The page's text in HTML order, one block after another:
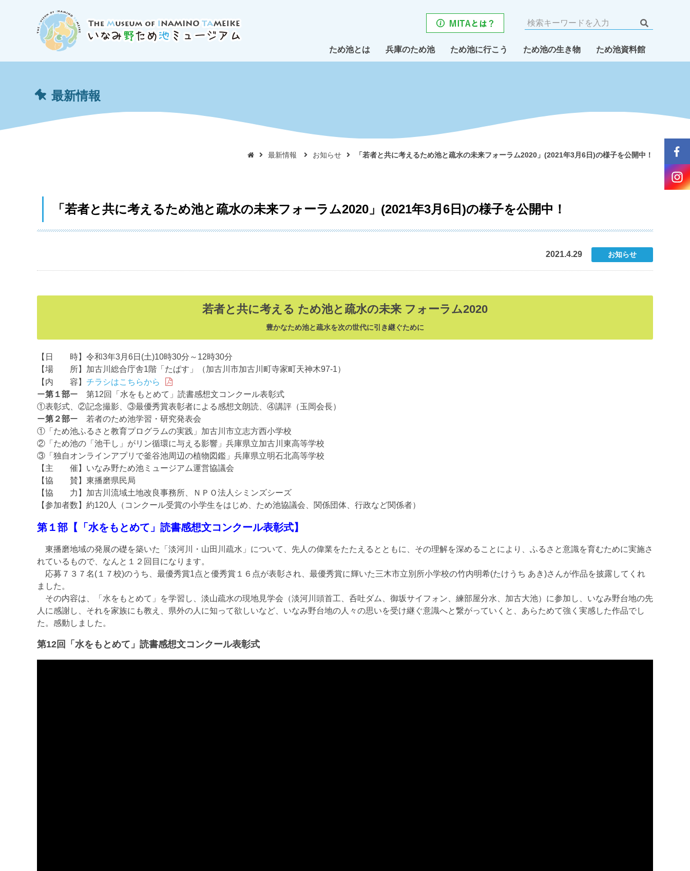
ため池とは 兵庫のため池 ため池に行こう ため池の生き物 ため池資料館
最新情報
 最新情報 お知らせ 「若者と共に考えるため池と疏水の未来フォーラム2020」(2021年3月6日)の様子を公開中！
「若者と共に考えるため池と疏水の未来フォーラム2020」(2021年3月6日)の様子を公開中！
2021.4.29 お知らせ
若者と共に考える ため池と疏水の未来 フォーラム2020
豊かなため池と疏水を次の世代に引き継ぐために
【日 時】令和3年3月6日(土)10時30分～12時30分
【場 所】加古川総合庁舎1階「たぱす」（加古川市加古川町寺家町天神木97-1）
【内 容】 チラシはこちらから
ー第１部ー 第12回「水をもとめて」読書感想文コンクール表彰式
①表彰式、②記念撮影、③最優秀賞表彰者による感想文朗読、④講評（玉岡会長）
ー第２部ー 若者のため池学習・研究発表会
①「ため池ふるさと教育プログラムの実践」加古川市立志方西小学校
②「ため池の「池干し」がリン循環に与える影響」兵庫県立加古川東高等学校
③「独自オンラインアプリで釜谷池周辺の植物図鑑」兵庫県立明石北高等学校
【主 催】いなみ野ため池ミュージアム運営協議会
【協 賛】東播磨県民局
【協 力】加古川流域土地改良事務所、ＮＰＯ法人シミンズシーズ
【参加者数】約120人（コンクール受賞の小学生をはじめ、ため池協議会、関係団体、行政など関係者）
第１部【「水をもとめて」読書感想文コンクール表彰式】
東播磨地域の発展の礎を築いた「淡河川・山田川疏水」について、先人の偉業をたたえるとともに、その理解を深めることにより、ふるさと意識を育むために実施さ
れているもので、なんと１２回目になります。
応募７３７名( １７校)のうち、最優秀賞1点と優秀賞１６点が表彰され、最優秀賞に輝いた三木市立別所小学校の竹内明希(たけうち あき)さんが作品を披露してくれ
ました。
その内容は、「水をもとめて」を学習し、淡山疏水の現地見学会（淡河川頭首工、呑吐ダム、御坂サイフォン、練部屋分水、加古大池）に参加し、いなみ野台地の先
人に感謝し、それを家族にも教え、県外の人に知って欲しいなど、いなみ野台地の人々の思いを受け継ぐ意識へと繋がっていくと、あらためて強く実感した作品でし
た。感動しました。
第12回「水をもとめて」読書感想文コンクール表彰式